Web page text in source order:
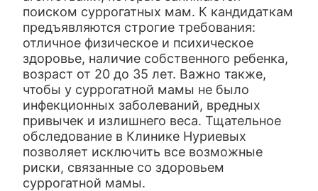
поиском суррогатных мам. К кандидаткам
предъявляются строгие требования:
отличное физическое и психическое
здоровье, наличие собственного ребенка,
возраст от 20 до 35 лет. Важно также,
чтобы у суррогатной мамы не было
инфекционных заболеваний, вредных
привычек и излишнего веса. Тщательное
обследование в Клинике Нуриевых
позволяет исключить все возможные
риски, связанные со здоровьем
суррогатной мамы.